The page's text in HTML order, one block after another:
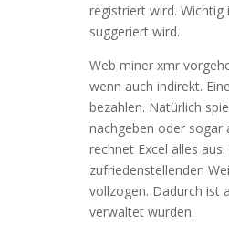
registriert wird.
suggeriert wird.
Web miner xmr
wenn auch indirekt.
bezahlen. Natürlich
nachgeben oder sogar
rechnet Excel alles
zufriedenstellenden
vollzogen. Dadurch ist
verwaltet wurden.